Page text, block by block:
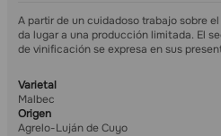
A partir de un cuidadoso trabajo sobre
da lugar a una producción limitada. El
de vinificación se expresa en sus
Varietal
Malbec
Origen
Agrelo-Luján de Cuyo